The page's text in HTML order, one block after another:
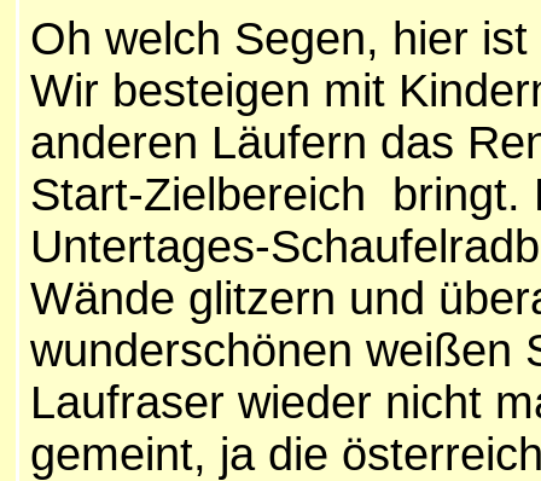
Oh welch Segen, hier
Wir besteigen mit
anderen Läufern das
Start-Zielbereich bringt.
Untertages-
Wände glitzern und
wunderschönen weißen
Laufraser wieder nicht
gemeint, ja die